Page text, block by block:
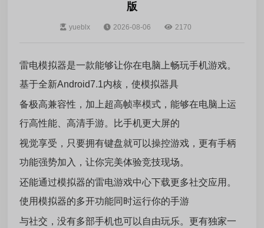
版
yueblx 2026-08-06 2170
雷电模拟器是一款能够让你在电脑上畅玩手机游戏。
基于全新Android7.1内核，使模拟器具
备极高兼容性，加上超高帧率模式，能够在电脑上运
行高性能、高清手游。比手机更大屏的
视觉享受，只要拥有键盘就可以操控游戏，更有手柄
功能强势加入，让你完美体验竞技现场。
还能通过模拟器的雷电游戏中心下载更多社交应用。
使用模拟器的多开功能同时运行你的手游
与社交，没有多部手机也可以自由玩乐。更有独家一